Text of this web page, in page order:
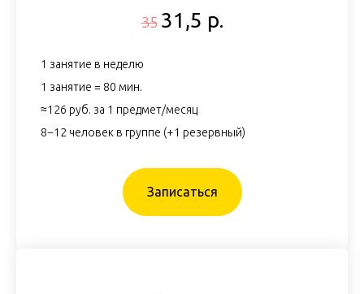
35 31,5 р.
1 занятие в неделю
1 занятие = 80 мин.
≈126 руб. за 1 предмет/месяц
8−12 человек в группе (+1 резервный)
Записаться